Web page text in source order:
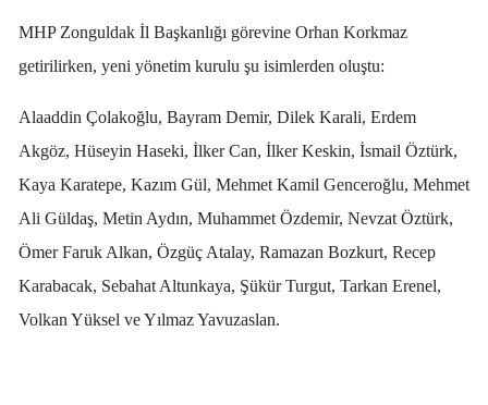
MHP Zonguldak İl Başkanlığı görevine Orhan Korkmaz
getirilirken, yeni yönetim kurulu şu isimlerden oluştu:
Alaaddin Çolakoğlu, Bayram Demir, Dilek Karali, Erdem
Akgöz, Hüseyin Haseki, İlker Can, İlker Keskin, İsmail Öztürk,
Kaya Karatepe, Kazım Gül, Mehmet Kamil Genceroğlu, Mehmet
Ali Güldaş, Metin Aydın, Muhammet Özdemir, Nevzat Öztürk,
Ömer Faruk Alkan, Özgüç Atalay, Ramazan Bozkurt, Recep
Karabacak, Sebahat Altunkaya, Şükür Turgut, Tarkan Erenel,
Volkan Yüksel ve Yılmaz Yavuzaslan.